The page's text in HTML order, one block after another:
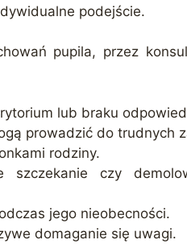
podejście.
pupila, przez
lub braku
prowadzić do trudnych
rodziny.
czy
jego nieobecności.
domaganie się uwagi.